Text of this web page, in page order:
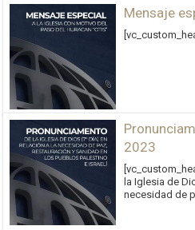
Mensaje
2023
la Iglesia de
necesidad de